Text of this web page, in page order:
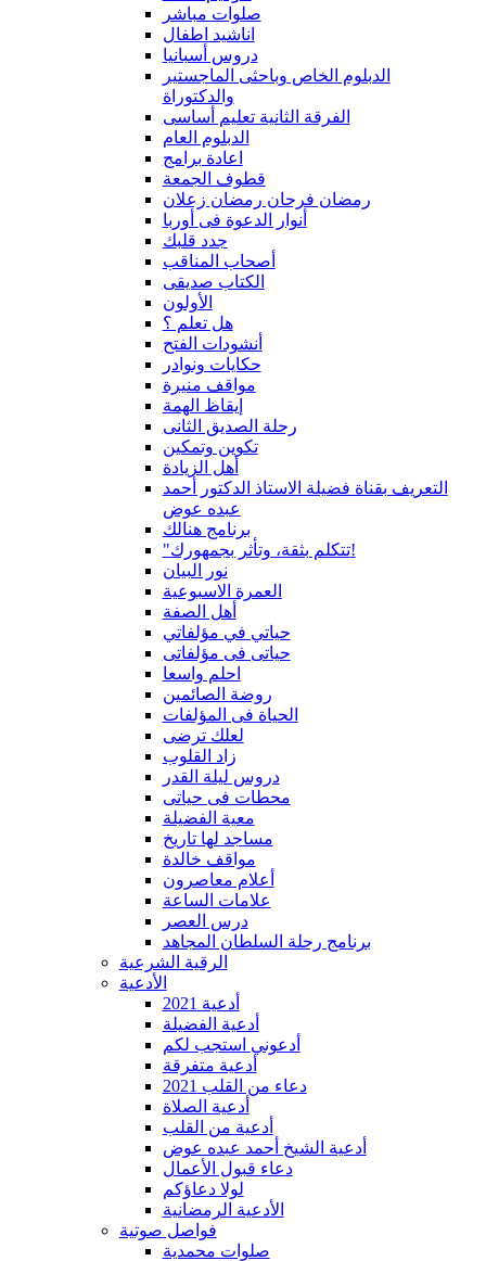
صلوات مباشر
اناشيد اطفال
دروس أسبانيا
الدبلوم الخاص وباحثى الماجستير
والدكتوراة
الفرقة الثانية تعليم أساسى
الدبلوم العام
اعادة برامج
قطوف الجمعة
رمضان فرحان رمضان زعلان
أنوار الدعوة فى أوربا
جدد قلبك
أصحاب المناقب
الكتاب صديقى
الأولون
هل تعلم ؟
أنشودات الفتح
حكايات ونوادر
مواقف منيرة
إيقاظ الهمة
رحلة الصديق الثانى
تكوين وتمكين
أهل الزيادة
التعريف بقناة فضيلة الاستاذ الدكتور أحمد
عبده عوض
برنامج هنالك
"تتكلم بثقة، وتأثر بجمهورك!
نور البيان
العمرة الاسبوعية
أهل الصفة
حياتي في مؤلفاتي
حياتى فى مؤلفاتى
احلم واسعا
روضة الصائمين
الحياة فى المؤلفات
لعلك ترضى
زاد القلوب
دروس ليلة القدر
محطات فى حياتى
معية الفضيلة
مساجد لها تاريخ
مواقف خالدة
أعلام معاصرون
علامات الساعة
درس العصر
برنامج رحلة السلطان المجاهد
الرقية الشرعية
الأدعية
أدعية 2021
أدعية الفضيلة
أدعوني استجب لكم
أدعية متفرقة
دعاء من القلب 2021
أدعية الصلاة
أدعية من القلب
أدعية الشيخ أحمد عبده عوض
دعاء قبول الأعمال
لولا دعاؤكم
الأدعية الرمضانية
فواصل صوتية
صلوات محمدية